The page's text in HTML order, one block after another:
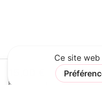
HT / Par jour
Rechercher Connexion